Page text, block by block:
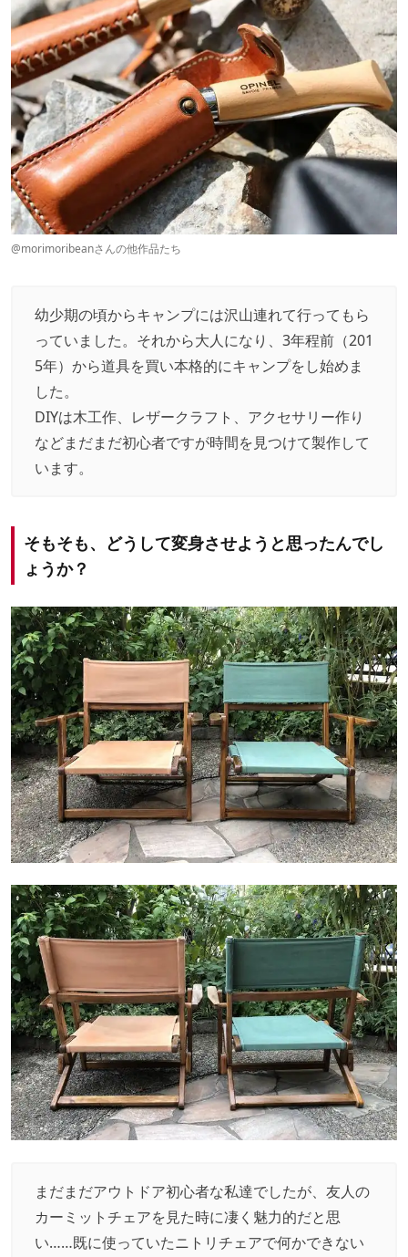
@morimoribeanさんの他作品たち
幼少期の頃からキャンプには沢山連れて行ってもら
っていました。それから大人になり、3年程前（201
5年）から道具を買い本格的にキャンプをし始めま
した。
DIYは木工作、レザークラフト、アクセサリー作り
などまだまだ初心者ですが時間を見つけて製作して
います。
そもそも、どうして変身させようと思ったんでし
ょうか？
まだまだアウトドア初心者な私達でしたが、友人の
カーミットチェアを見た時に凄く魅力的だと思
い……既に使っていたニトリチェアで何かできない